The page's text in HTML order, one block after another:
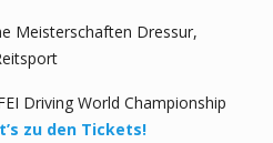
Meisterschaften Dressur,
Driving World Championship
zu den Tickets!